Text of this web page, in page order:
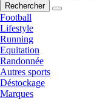
Rechercher
Football
Lifestyle
Running
Equitation
Randonnée
Autres sports
Déstockage
Marques